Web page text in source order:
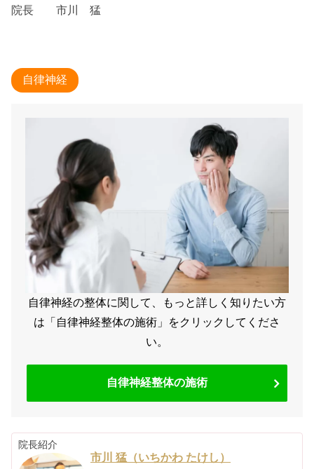
院長 市川 猛
自律神経
自律神経の整体に関して、もっと詳しく知りたい方
は「自律神経整体の施術」をクリックしてくださ
い。
自律神経整体の施術
院長紹介
市川 猛（いちかわ たけし）